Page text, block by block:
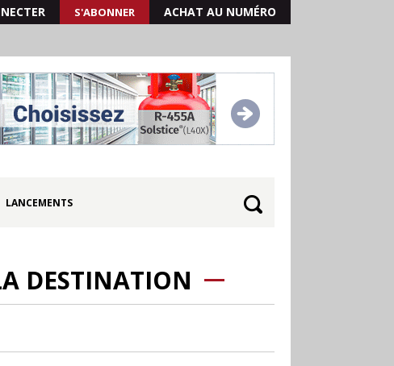
S'ABONNER ACHAT AU NUMÉRO
LANCEMENTS
DESTINATION